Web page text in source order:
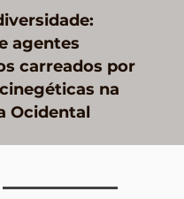
agentes
carreados por
na
Ocidental